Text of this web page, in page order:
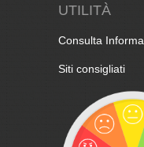
UTILITÀ
Consulta
Siti consigliati